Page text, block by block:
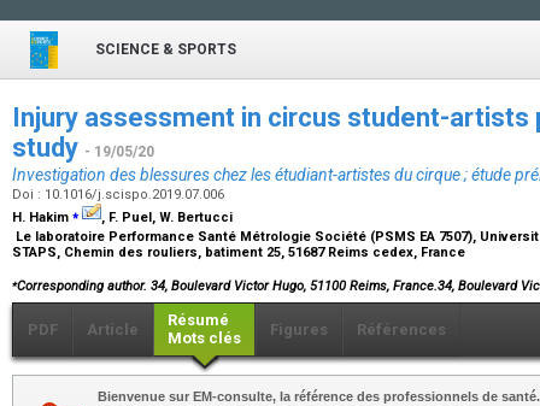
SCIENCE & SPORTS
Injury assessment in circus student-artists
study - 19/05/20
Investigation des blessures chez les étudiant-artistes du cirque ; étude
Doi : 10.1016/j.scispo.2019.07.006
H. Hakim ⁎
, F. Puel, W. Bertucci
Le laboratoire Performance Santé Métrologie Société (PSMS EA 7507),
STAPS, Chemin des rouliers, batiment 25, 51687 Reims cedex, France
⁎Corresponding author. 34, Boulevard Victor Hugo, 51100 Reims, France.34, Boulevard
PDF Article
Résumé
Mots clés
Figures Références
Bienvenue sur EM-consulte, la référence des professionnels de santé.